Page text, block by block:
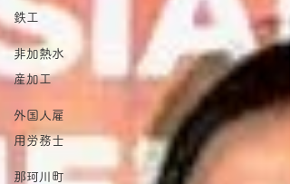
鉄工
非加熱水
産加工
外国人雇
用労務士
那珂川町